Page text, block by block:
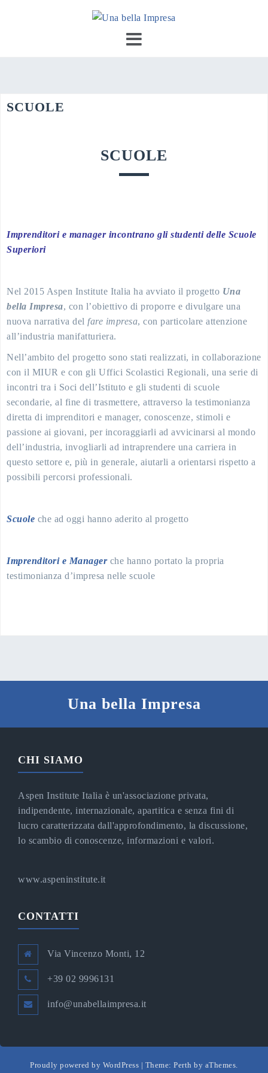
SCUOLE
SCUOLE
Imprenditori e manager incontrano gli studenti delle Scuole
Superiori
Nel 2015 Aspen Institute Italia ha avviato il progetto Una
bella Impresa, con l’obiettivo di proporre e divulgare una
nuova narrativa del fare impresa, con particolare attenzione
all’industria manifatturiera.
Nell’ambito del progetto sono stati realizzati, in collaborazione
con il MIUR e con gli Uffici Scolastici Regionali, una serie di
incontri tra i Soci dell’Istituto e gli studenti di scuole
secondarie, al fine di trasmettere, attraverso la testimonianza
diretta di imprenditori e manager, conoscenze, stimoli e
passione ai giovani, per incoraggiarli ad avvicinarsi al mondo
dell’industria, invogliarli ad intraprendere una carriera in
questo settore e, più in generale, aiutarli a orientarsi rispetto a
possibili percorsi professionali.
Scuole che ad oggi hanno aderito al progetto
Imprenditori e Managerche hanno portato la propria
testimonianza d’impresa nelle scuole
Una bella Impresa
CHI SIAMO
Aspen Institute Italia è un'associazione privata,
indipendente, internazionale, apartitica e senza fini di
lucro caratterizzata dall'approfondimento, la discussione,
lo scambio di conoscenze, informazioni e valori.
www.aspeninstitute.it
CONTATTI
Via Vincenzo Monti, 12
+39 02 9996131
info@unabellaimpresa.it
Proudly powered by WordPress | Theme:Perth by aThemes.